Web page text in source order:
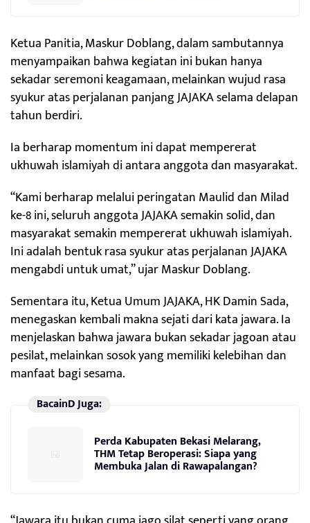
Ketua Panitia, Maskur Doblang, dalam sambutannya
menyampaikan bahwa kegiatan ini bukan hanya
sekadar seremoni keagamaan, melainkan wujud rasa
syukur atas perjalanan panjang JAJAKA selama delapan
tahun berdiri.
Ia berharap momentum ini dapat mempererat
ukhuwah islamiyah di antara anggota dan masyarakat.
“Kami berharap melalui peringatan Maulid dan Milad
ke-8 ini, seluruh anggota JAJAKA semakin solid, dan
masyarakat semakin mempererat ukhuwah islamiyah.
Ini adalah bentuk rasa syukur atas perjalanan JAJAKA
mengabdi untuk umat,” ujar Maskur Doblang.
Sementara itu, Ketua Umum JAJAKA, HK Damin Sada,
menegaskan kembali makna sejati dari kata jawara. Ia
menjelaskan bahwa jawara bukan sekadar jagoan atau
pesilat, melainkan sosok yang memiliki kelebihan dan
manfaat bagi sesama.
BacainD Juga:
Perda Kabupaten Bekasi Melarang,
THM Tetap Beroperasi: Siapa yang
Membuka Jalan di Rawapalangan?